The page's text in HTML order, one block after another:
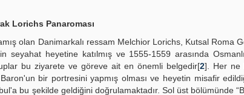
Lorichs Panaroması
olan Danimarkalı ressam Melchior Lorichs, Kutsal
seyahat heyetine katılmış ve 1555-1559 arasında
bu ziyarete ve göreve ait en önemli belgedir[2]. Her ne
bir portresini yapmış olması ve heyetin misafir
bu şekilde geldiğini doğrulamaktadır. Sol üst bölümünde